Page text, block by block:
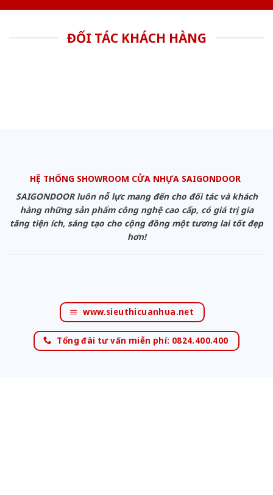
ĐỐI TÁC KHÁCH HÀNG
HỆ THỐNG SHOWROOM CỬA NHỰA SAIGONDOOR
SAIGONDOOR luôn nỗ lực mang đến cho đối tác và khách
hàng những sản phẩm công nghệ cao cấp, có giá trị gia
tăng tiện ích, sáng tạo cho cộng đồng một tương lai tốt đẹp
hơn!
www.sieuthicuanhua.net
Tổng đài tư vấn miễn phí: 0824.400.400